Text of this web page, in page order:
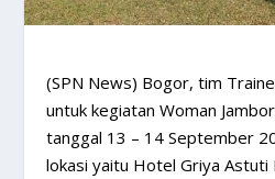
​(SPN News) Bogor, tim
untuk kegiatan Woman
tanggal 13 – 14 September
lokasi yaitu Hotel Griya Astuti